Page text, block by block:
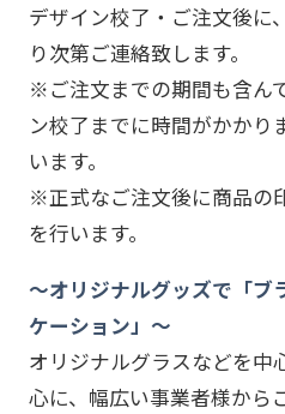
デザイン校了・ご注文後に
り次第ご連絡致します。
※ご注文までの期間も含ん
ン校了までに時間がかかり
います。
※正式なご注文後に商品の
を行います。
～オリジナルグッズで「ブ
ケーション」～
オリジナルグラスなどを中
心に、幅広い事業者様から